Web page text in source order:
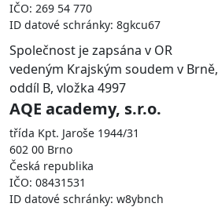
IČO: 269 54 770
ID datové schránky: 8gkcu67
Společnost je zapsána v OR
vedeným Krajským soudem v Brně,
oddíl B, vložka 4997
AQE academy, s.r.o.
třída Kpt. Jaroše 1944/31
602 00 Brno
Česká republika
IČO: 08431531
ID datové schránky: w8ybnch